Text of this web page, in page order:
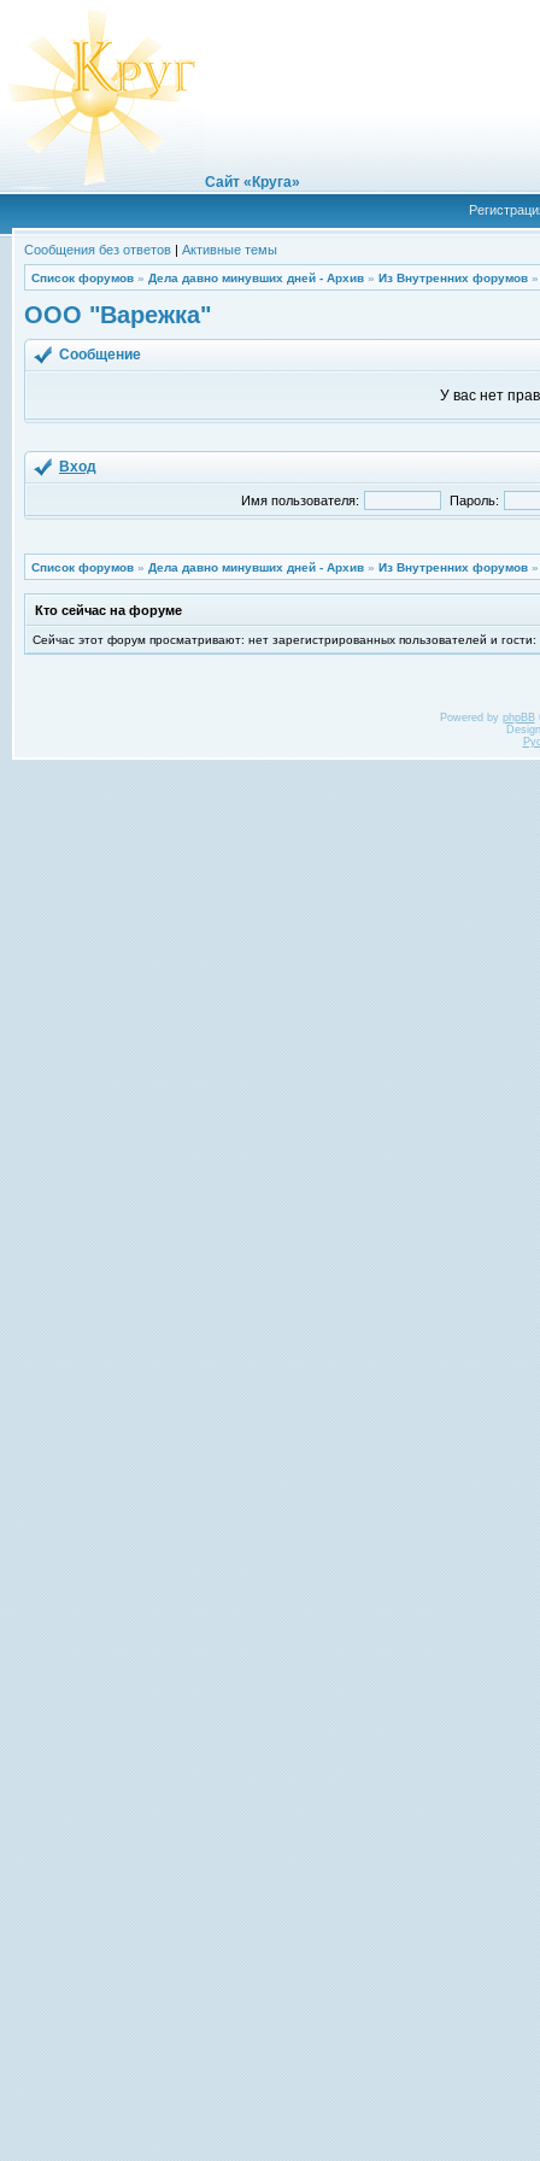
Сайт «Круга»
Сообщения без ответов | Активные темы
Список форумов » Дела давно минувших дней - Архив » Из Внутренних форумов
ООО "Варежка"
Сообщение
У вас нет
Вход
Имя пользователя: Пароль:
Список форумов » Дела давно минувших дней - Архив » Из Внутренних форумов
Кто сейчас на форуме
Сейчас этот форум просматривают: нет зарегистрированных пользователей и гости:
Powered by phpBB